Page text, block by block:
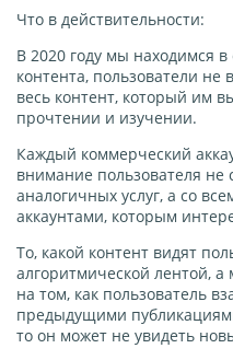
Что в действительности:
В 2020 году мы находимся
контента, пользователи не
весь контент, который им
прочтении и изучении.
Каждый коммерческий
внимание пользователя
аналогичных услуг, а со
аккаунтами, которым
То, какой контент видят
алгоритмической лентой,
на том, как пользователь
предыдущими
то он может не увидеть